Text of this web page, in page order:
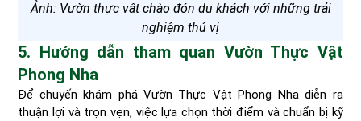
Ảnh: Vườn thực vật chào đón du khách với những trải
nghiệm thú vị
5. Hướng dẫn tham quan Vườn Thực Vật
Phong Nha
Để chuyến khám phá Vườn Thực Vật Phong Nha diễn ra
thuận lợi và trọn vẹn, việc lựa chọn thời điểm và chuẩn bị kỹ